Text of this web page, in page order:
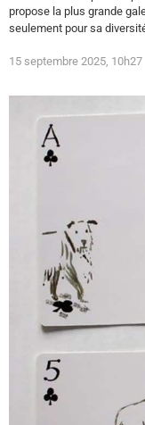
propose la plus grande
seulement pour sa
15 septembre 2025, 10h27